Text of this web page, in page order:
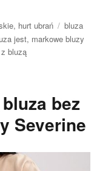
, hurt ubrań Tagi
bluza
jest, markowe bluzy
z bluzą
bez
Severine